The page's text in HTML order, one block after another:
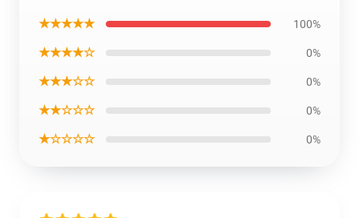
★★★★★ 100%
★★★★☆ 0%
★★★☆☆ 0%
★★☆☆☆ 0%
★☆☆☆☆ 0%